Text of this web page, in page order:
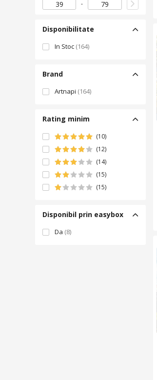
Disponibilitate
In Stoc (164)
Brand
Artnapi (164)
Rating minim
(10)
(12)
(14)
(15)
(15)
Disponibil prin easybox
Da (8)